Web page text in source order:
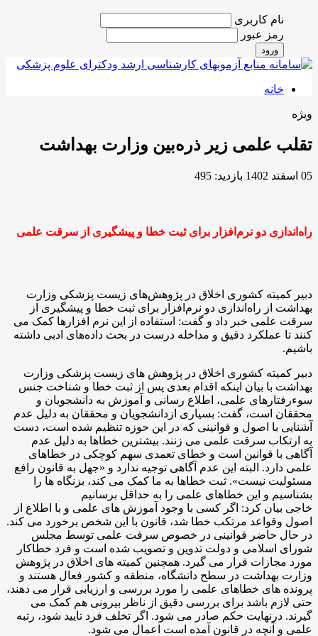
نام کاربری
رمز عبور
ورود
خانه
ویژه
تقلب علمی زیر ذره‌بین وزارت بهداشت
05 اسفند 1402 بازدید: 495
راه‌اندازی دو نرم‌افزار برای ثبت خطا و پیشگیری از سرقت علمی
دبیر کمیته کشوری اخلاق در پژوهش‌های زیست پزشکی وزارت
بهداشت از راه‌اندازی دو نرم‌افزار برای ثبت خطا و پیشگیری از
سرقت علمی خبر داد و گفت: استفاده از این نرم افزارها کمک می
کنند تا عملکرد دقیق و مداخله درست در بحث داده‌های ادبی داشته
باشیم.
دبیر کمیته کشوری اخلاق در پژوهش های زیست پزشکی وزارت
بهداشت با بیان اینکه اقدام بعدی پس از ثبت خطا و شناخت جنس
سوءرفتارهای علمی، اطلاع رسانی و آموزش به دانشجویان و
محققان است، گفت: بسیاری ازدانشجویان و محققان به دلیل عدم
آشنایی با اصول و قوانینی که در این حوزه تنظیم شده است، دست
به ارتکاب سرقت علمی می زنند. بیشترین خطاها به دلیل عدم
آگاهی با قوانین است و خطای تعمدی سهم کوچکی در خطاهای
علمی دارد. البته این عدم آگاهی توجیه ندارد و «جهل به قانون رافع
مسئولیت نیست». ثبت خطاها به ما کمک می کند، بزنگاه ها را
بشناسیم و این خطاهای علمی را به حداقل برسانیم
خاجی بیان کرد: اگر کسی با وجود آموزش های علمی و با اطلاع از
اصول وقواعد مرتکب خطا شد، قانون با این شخص برخورد می کند.
در حال حاضر قوانینی در خصوص سرقت علمی توسط مجلس
شورای اسلامی و دولت تدوین و تصویب شده است و فرد خطاکار
مورد مجازات قرار می گیرد. همچنین کمیته های اخلاق در پژوهش
وزارت بهداشت در سطح دانشگاه، منطقه و کشور فعال هستند و
پرونده های خطاهای علمی را مورد بررسی و ارزیابی قرار می دهند،
حتی لازم باشد برای بررسی دقیق از ناظر بیرونی هم کمک می
گیرند. درنهایت حکم صادر می شود. اگر تخلف فرد تایید شود، رتبه
علمی و آنچه در قانون آمده است اعمال می شود.